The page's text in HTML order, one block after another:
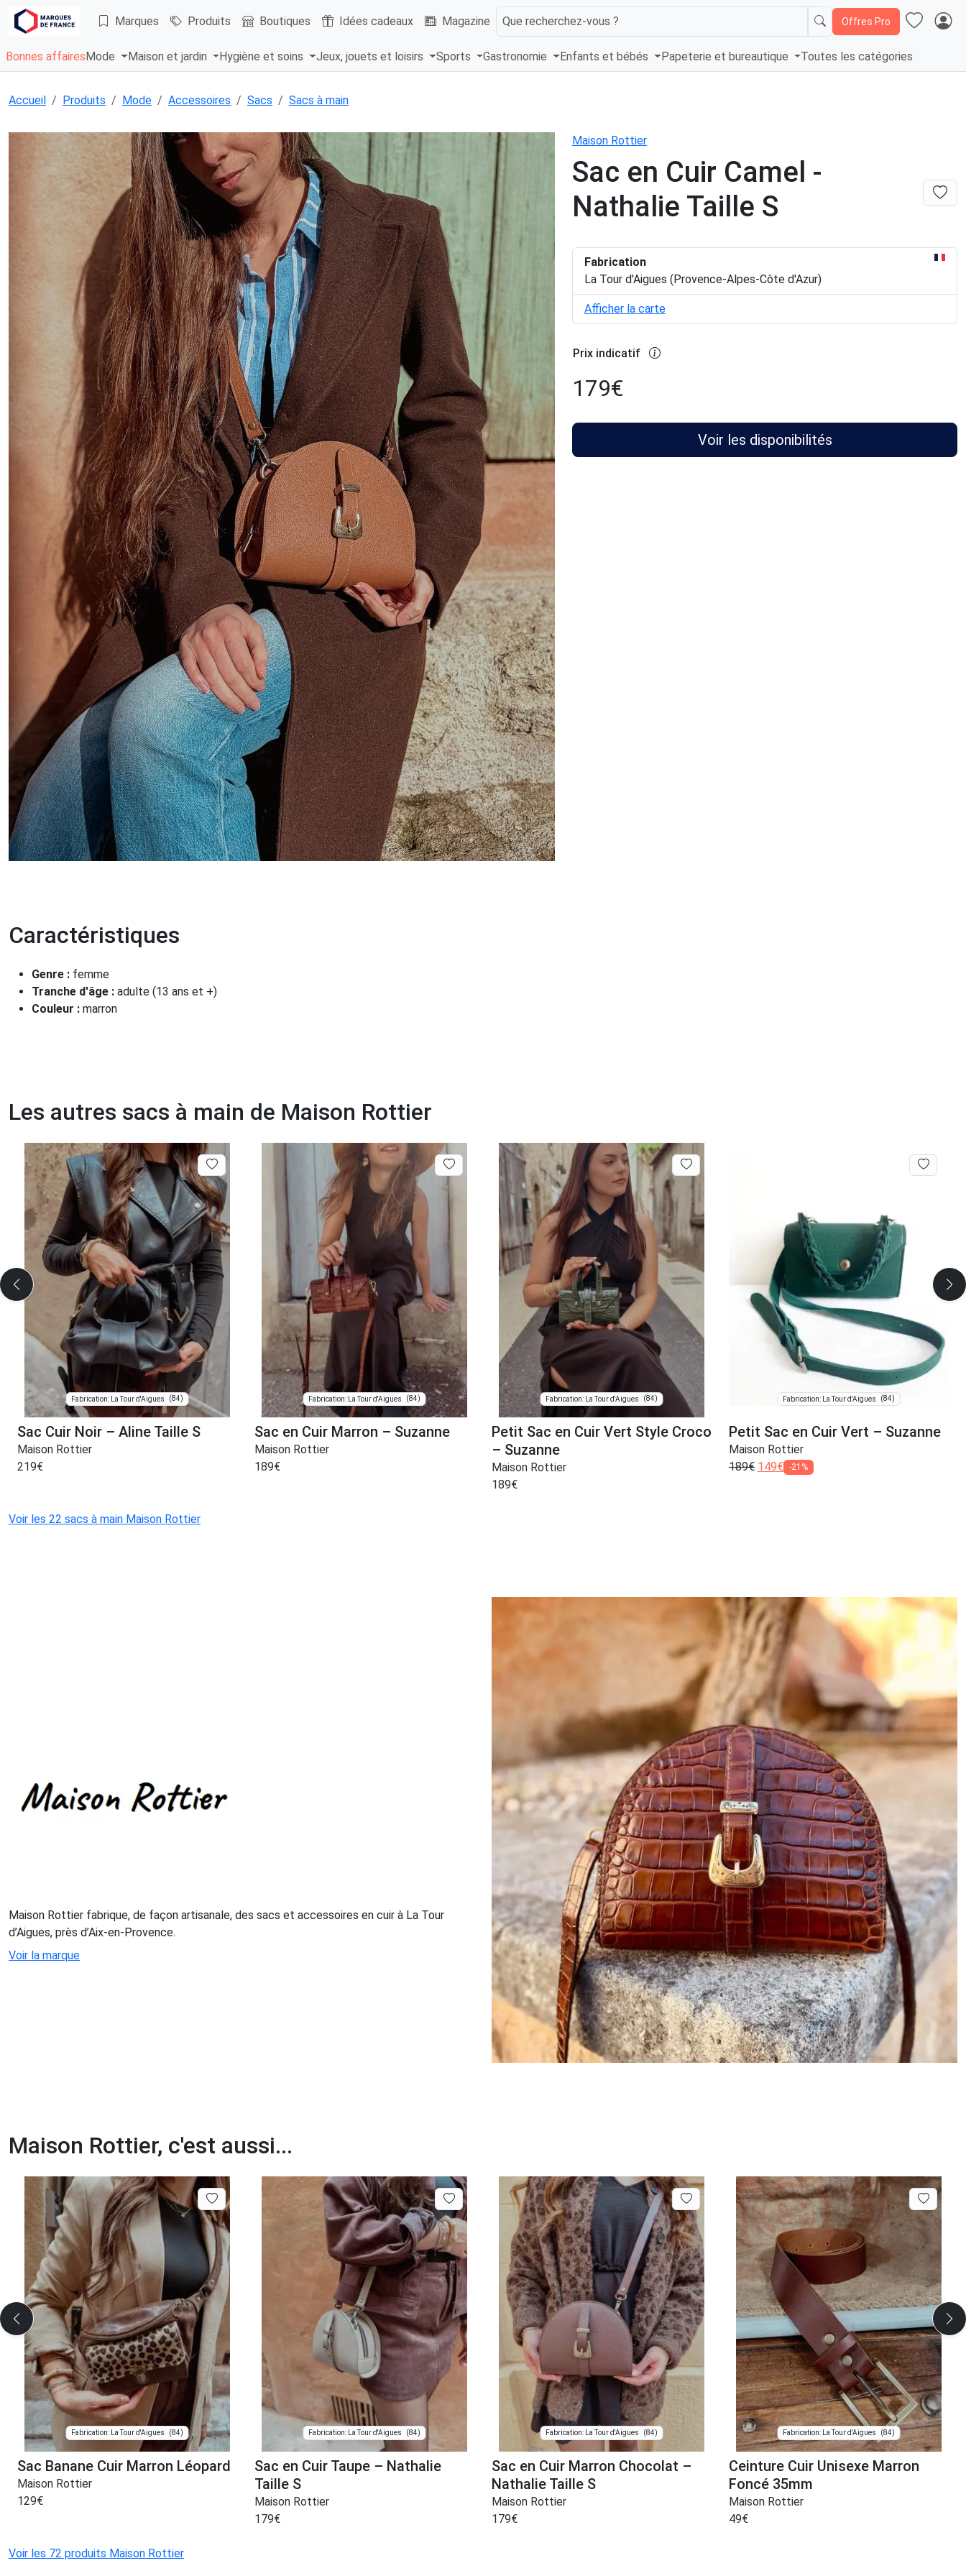
Marques Produits Boutiques Idées cadeaux Magazine Que recherchez-vous ? Offres Pro
Bonnes affaires Mode Maison et jardin Hygiène et soins Jeux, jouets et loisirs Sports Gastronomie Enfants et bébés Papeterie et bureautique Toutes les catégories
Accueil Produits Mode Accessoires Sacs Sacs à main
Maison Rottier
Sac en Cuir Camel -
Nathalie Taille S
Fabrication
La Tour d'Aigues (Provence-Alpes-Côte d'Azur)
Afficher la carte
Prix indicatif
179€
Voir les disponibilités
Caractéristiques
Genre : femme
Tranche d'âge : adulte (13 ans et +)
Couleur : marron
Les autres sacs à main de Maison Rottier
Fabrication: La Tour d'Aigues (84)
Sac Cuir Noir – Aline Taille S
Maison Rottier
219€
Fabrication: La Tour d'Aigues (84)
Sac en Cuir Marron – Suzanne
Maison Rottier
189€
Fabrication: La Tour d'Aigues (84)
Petit Sac en Cuir Vert Style Croco
– Suzanne
Maison Rottier
189€
Fabrication: La Tour d'Aigues (84)
Petit Sac en Cuir Vert – Suzanne
Maison Rottier
189€ 149€ -21%
Voir les 22 sacs à main Maison Rottier
Maison Rottier fabrique, de façon artisanale, des sacs et accessoires en cuir à La Tour
d’Aigues, près d’Aix-en-Provence.
Voir la marque
Maison Rottier, c'est aussi...
Fabrication: La Tour d'Aigues (84)
Sac Banane Cuir Marron Léopard
Maison Rottier
129€
Fabrication: La Tour d'Aigues (84)
Sac en Cuir Taupe – Nathalie
Taille S
Maison Rottier
179€
Fabrication: La Tour d'Aigues (84)
Sac en Cuir Marron Chocolat –
Nathalie Taille S
Maison Rottier
179€
Fabrication: La Tour d'Aigues (84)
Ceinture Cuir Unisexe Marron
Foncé 35mm
Maison Rottier
49€
Voir les 72 produits Maison Rottier